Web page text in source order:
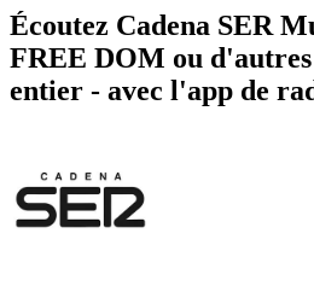
Écoutez Cadena SER
FREE DOM ou
entier - avec l'app de